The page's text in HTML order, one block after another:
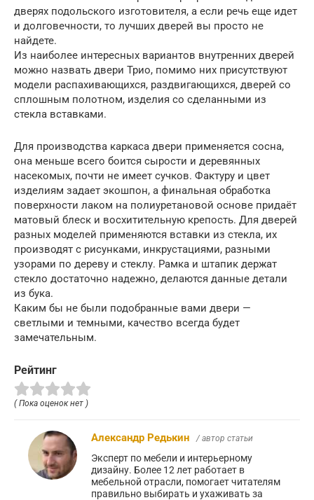
дверях подольского изготовителя, а если речь еще идет
и долговечности, то лучших дверей вы просто не
найдете.
Из наиболее интересных вариантов внутренних дверей
можно назвать двери Трио, помимо них присутствуют
модели распахивающихся, раздвигающихся, дверей со
сплошным полотном, изделия со сделанными из
стекла вставками.
Для производства каркаса двери применяется сосна,
она меньше всего боится сырости и деревянных
насекомых, почти не имеет сучков. Фактуру и цвет
изделиям задает экошпон, а финальная обработка
поверхности лаком на полиуретановой основе придаёт
матовый блеск и восхитительную крепость. Для дверей
разных моделей применяются вставки из стекла, их
производят с рисунками, инкрустациями, разными
узорами по дереву и стеклу. Рамка и штапик держат
стекло достаточно надежно, делаются данные детали
из бука.
Каким бы не были подобранные вами двери —
светлыми и темными, качество всегда будет
замечательным.
Рейтинг
( Пока оценок нет )
Александр Редькин / автор статьи
Эксперт по мебели и интерьерному
дизайну. Более 12 лет работает в
мебельной отрасли, помогает читателям
правильно выбирать и ухаживать за